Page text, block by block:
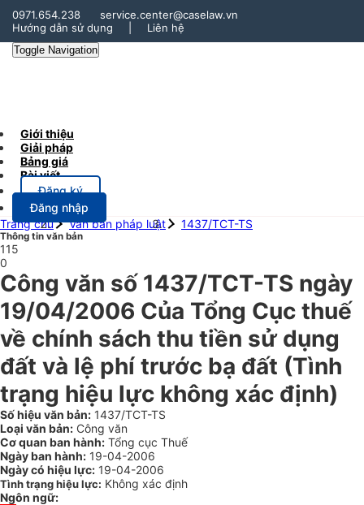
0971.654.238
service.center@caselaw.vn
Hướng dẫn sử dụng
Liên hệ
Toggle Navigation
Giới thiệu
Giải pháp
Bảng giá
Bài viết
Đăng ký
Đăng nhập
Trang chủ
Văn bản pháp luật 1437/TCT-TS
Thông tin văn bản
115
0
Công văn số 1437/TCT-TS ngày
19/04/2006 Của Tổng Cục thuế
về chính sách thu tiền sử dụng
đất và lệ phí trước bạ đất (Tình
trạng hiệu lực không xác định)
Số hiệu văn bản: 1437/TCT-TS
Loại văn bản: Công văn
Cơ quan ban hành: Tổng cục Thuế
Ngày ban hành: 19-04-2006
Ngày có hiệu lực: 19-04-2006
Tình trạng hiệu lực: Không xác định
Ngôn ngữ: